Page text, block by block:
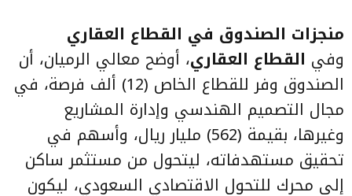
منجزات الصندوق في القطاع العقاري
وفي القطاع العقاري، أوضح معالي الرميان، أن
الصندوق وفر للقطاع الخاص (12) ألف فرصة، في
مجال التصميم الهندسي وإدارة المشاريع
وغيرها، بقيمة (562) مليار ريال، وأسهم في
تحقيق مستهدفاته، ليتحول من مستثمر ساكن
إلى محرك للتحول الاقتصادي السعودي، ليكون